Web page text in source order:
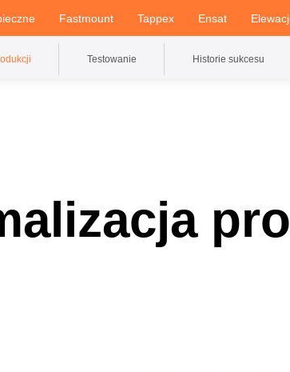
Fastmount Tappex Ensat
Testowanie Historie sukcesu